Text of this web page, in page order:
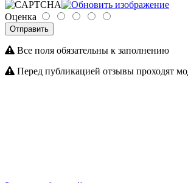
Оценка
Отправить
Все поля обязательны к заполнению
Перед публикацией отзывы проходят